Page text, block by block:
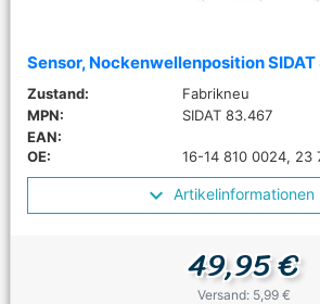
Sensor, Nockenwellenposition
Zustand:
Fabrikneu
MPN:
SIDAT 83.467
EAN:
OE:
16-14 810 0024, 23
Artikelinformationen
49,95 €
Versand: 5,99 €